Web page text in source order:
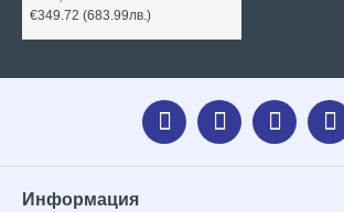
€349.72 (683.99лв.)
Информация